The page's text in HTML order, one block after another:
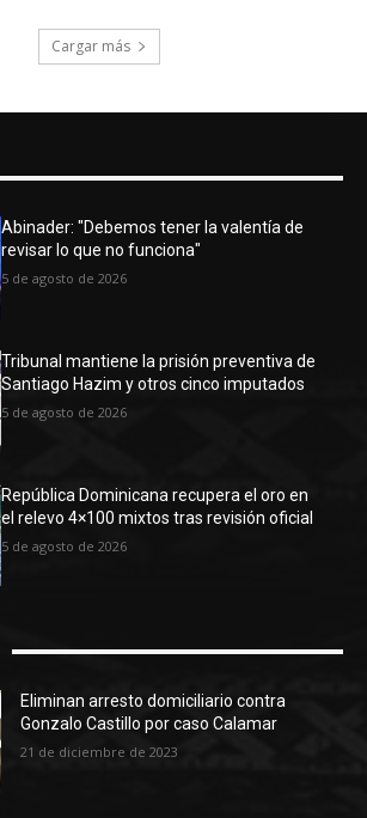
Cargar más
Abinader: "Debemos tener la valentía de
revisar lo que no funciona"
5 de agosto de 2026
Tribunal mantiene la prisión preventiva de
Santiago Hazim y otros cinco imputados
5 de agosto de 2026
República Dominicana recupera el oro en
el relevo 4×100 mixtos tras revisión oficial
5 de agosto de 2026
Eliminan arresto domiciliario contra
Gonzalo Castillo por caso Calamar
21 de diciembre de 2023